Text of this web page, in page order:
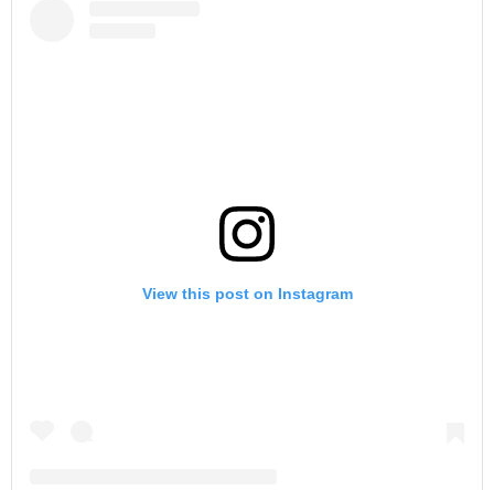
View this post on Instagram